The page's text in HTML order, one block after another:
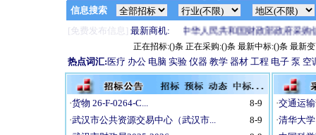
信息搜索
[免费发布信息] 最新商机: 中华人民共和国财政部政府采购信
正在招标:()条 正在采购:()条 最新中标:()条 最新
热点词汇:医疗 办公 电脑 实验 仪器 教学 器材 工程 电子 泵 空
·货物 26-F-0264-C...
8-9
·武汉市公共资源交易中心（武汉市...
8-9
·交通运
·清华大